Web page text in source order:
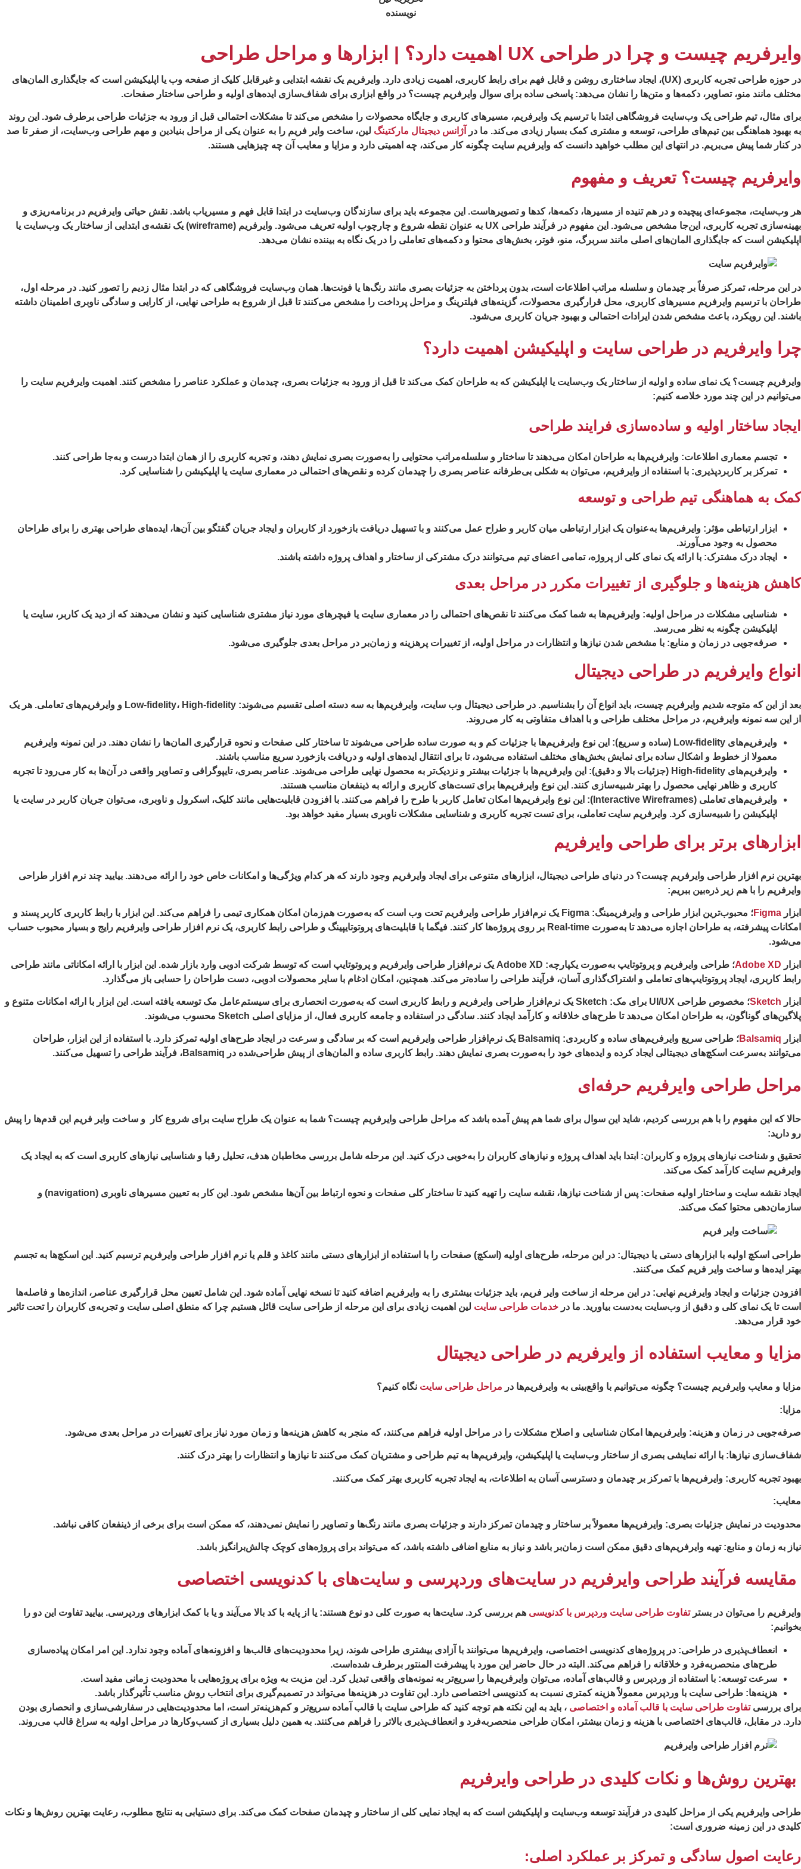
نویسنده
وایرفریم چیست و چرا در طراحی UX اهمیت دارد؟ | ابزارها و مراحل طراحی
در حوزه طراحی تجربه کاربری (UX)، ایجاد ساختاری روشن و قابل فهم برای رابط کاربری، اهمیت زیادی دارد. وایرفریم یک نقشه ابتدایی و غیرقابل کلیک از صفحه وب یا اپلیکیشن است که جایگذاری المان‌های
مختلف مانند منو، تصاویر، دکمه‌ها و متن‌ها را نشان می‌دهد: پاسخی ساده برای سوال وایرفریم چیست؟ در واقع ابزاری برای شفاف‌سازی ایده‌های اولیه و طراحی ساختار صفحات.
برای مثال، تیم طراحی یک وب‌سایت فروشگاهی ابتدا با ترسیم یک وایرفریم، مسیرهای کاربری و جایگاه محصولات را مشخص می‌کند تا مشکلات احتمالی قبل از ورود به جزئیات طراحی برطرف شود. این روند
به بهبود هماهنگی بین تیم‌های طراحی، توسعه و مشتری کمک بسیار زیادی می‌کند. ما در
آژانس دیجیتال مارکتینگ لین، ساخت وایر فریم را به عنوان یکی از مراحل بنیادین و مهم طراحی وب‌سایت، از صفر تا صد
در کنار شما پیش می‌بریم. در انتهای این مطلب خواهید دانست که وایرفریم سایت چگونه کار می‌کند، چه اهمیتی دارد و مزایا و معایب آن چه چیزهایی هستند.
وایرفریم چیست؟ تعریف و مفهوم
هر وب‌سایت، مجموعه‌ای پیچیده و در هم تنیده از مسیرها، دکمه‌ها، کدها و تصویرهاست. این مجموعه باید برای سازندگان وب‌سایت در ابتدا قابل فهم و مسیریاب باشد. نقش حیاتی وایرفریم در برنامه‌ریزی و
بهینه‌سازی تجربه کاربری، این‌جا مشخص می‌شود. این مفهوم در فرآیند طراحی UX به عنوان نقطه شروع و چارچوب اولیه تعریف می‌شود. وایرفریم (wireframe) یک نقشه‌ی ابتدایی از ساختار یک وب‌سایت یا
اپلیکیشن است که جایگذاری المان‌های اصلی مانند سربرگ، منو، فوتر، بخش‌های محتوا و دکمه‌های تعاملی را در یک نگاه به بیننده نشان می‌دهد.
در این مرحله، تمرکز صرفاً بر چیدمان و سلسله مراتب اطلاعات است، بدون پرداختن به جزئیات بصری مانند رنگ‌ها یا فونت‌ها. همان وب‌سایت فروشگاهی که در ابتدا مثال زدیم را تصور کنید. در مرحله اول،
طراحان با ترسیم وایرفریم مسیرهای کاربری، محل قرارگیری محصولات، گزینه‌های فیلترینگ و مراحل پرداخت را مشخص می‌کنند تا قبل از شروع به طراحی نهایی، از کارایی و سادگی ناوبری اطمینان داشته
باشند. این رویکرد، باعث مشخص شدن ایرادات احتمالی و بهبود جریان کاربری می‌شود.
چرا وایرفریم در طراحی سایت و اپلیکیشن اهمیت دارد؟
وایرفریم چیست؟ یک نمای ساده و اولیه از ساختار یک وب‌سایت یا اپلیکیشن که به طراحان کمک می‌کند تا قبل از ورود به جزئیات بصری، چیدمان و عملکرد عناصر را مشخص کنند. اهمیت وایرفریم سایت را
می‌توانیم در این چند مورد خلاصه کنیم:
ایجاد ساختار اولیه و ساده‌سازی فرایند طراحی
تجسم معماری اطلاعات: وایرفریم‌ها به طراحان امکان می‌دهند تا ساختار و سلسله‌مراتب محتوایی را به‌صورت بصری نمایش دهند، و تجربه کاربری را از همان ابتدا درست و به‌جا طراحی کنند.
تمرکز بر کاربردپذیری: با استفاده از وایرفریم، می‌توان به‌ شکلی بی‌طرفانه عناصر بصری را چیدمان کرده و نقص‌های احتمالی در معماری سایت یا اپلیکیشن را شناسایی کرد.
کمک به هماهنگی تیم طراحی و توسعه
ابزار ارتباطی مؤثر : وایرفریم‌ها به‌عنوان یک ابزار ارتباطی میان کاربر و طراح عمل می‌کنند و با تسهیل دریافت بازخورد از کاربران و ایجاد جریان گفتگو بین آن‌ها، ایده‌های طراحی بهتری را برای طراحان
محصول به وجود می‌آورند.
ایجاد درک مشترک: با ارائه یک نمای کلی از پروژه، تمامی اعضای تیم می‌توانند درک مشترکی از ساختار و اهداف پروژه داشته باشند.
کاهش هزینه‌ها و جلوگیری از تغییرات مکرر در مراحل بعدی
شناسایی مشکلات در مراحل اولیه: وایرفریم‌ها به شما کمک می‌کنند تا نقص‌های احتمالی را در معماری سایت یا فیچرهای مورد نیاز مشتری شناسایی کنید و نشان می‌دهند که از دید یک کاربر، سایت یا
اپلیکیشن چگونه به نظر می‌رسد.
صرفه‌جویی در زمان و منابع: با مشخص شدن نیازها و انتظارات در مراحل اولیه، از تغییرات پرهزینه و زمان‌بر در مراحل بعدی جلوگیری می‌شود.
انواع وایرفریم در طراحی دیجیتال
بعد از این که متوجه شدیم وایرفریم چیست، باید انواع آن را بشناسیم. در طراحی دیجیتال وب سایت، وایرفریم‌ها به سه دسته اصلی تقسیم می‌شوند: Low-fidelity، High-fidelity و وایرفریم‌های تعاملی. هر یک
از این سه نمونه وایرفریم، در مراحل مختلف طراحی و با اهداف متفاوتی به کار می‌روند.
وایرفریم‌های Low-fidelity (ساده و سریع):
این نوع وایرفریم‌ها با جزئیات کم و به صورت ساده طراحی می‌شوند تا ساختار کلی صفحات و نحوه قرارگیری المان‌ها را نشان دهند. در این نمونه وایرفریم
معمولا از خطوط و اشکال ساده برای نمایش بخش‌های مختلف استفاده می‌شود، تا برای انتقال ایده‌های اولیه و دریافت بازخورد سریع مناسب باشند.
وایرفریم‌های High-fidelity (جزئیات بالا و دقیق):
این وایرفریم‌ها با جزئیات بیشتر و نزدیک‌تر به محصول نهایی طراحی می‌شوند. عناصر بصری، تایپوگرافی و تصاویر واقعی در آن‌ها به کار می‌رود تا تجربه
کاربری و ظاهر نهایی محصول را بهتر شبیه‌سازی کنند. این نوع وایرفریم‌ها برای تست‌های کاربری و ارائه به ذینفعان مناسب هستند.
وایرفریم‌های تعاملی (Interactive Wireframes):
این نوع وایرفریم‌ها امکان تعامل کاربر با طرح را فراهم می‌کنند. با افزودن قابلیت‌هایی مانند کلیک، اسکرول و ناوبری، می‌توان جریان کاربر در سایت یا
اپلیکیشن را شبیه‌سازی کرد. وایرفریم سایت تعاملی، برای تست تجربه کاربری و شناسایی مشکلات ناوبری بسیار مفید خواهد بود.
ابزارهای برتر برای طراحی وایرفریم
بهترین نرم افزار طراحی وایرفریم چیست؟ در دنیای طراحی دیجیتال، ابزارهای متنوعی برای ایجاد وایرفریم وجود دارند که هر کدام ویژگی‌ها و امکانات خاص خود را ارائه می‌دهند. بیایید چند نرم افزار طراحی
وایرفریم را با هم زیر ذره‌بین ببریم:
ابزار Figma؛ محبوب‌ترین ابزار طراحی و وایرفریمینگ:
Figma یک نرم‌افزار طراحی وایرفریم تحت وب است که به‌صورت هم‌زمان امکان همکاری تیمی را فراهم می‌کند. این ابزار با رابط کاربری کاربر پسند و
امکانات پیشرفته، به طراحان اجازه می‌دهد تا به‌صورت Real-time بر روی پروژه‌ها کار کنند. فیگما با قابلیت‌های پروتوتایپینگ و طراحی رابط کاربری، یک نرم افزار طراحی وایرفریم رایج و بسیار محبوب حساب
می‌شود.
ابزار Adobe XD؛ طراحی وایرفریم و پروتوتایپ به‌صورت یکپارچه:
Adobe XD یک نرم‌افزار طراحی وایرفریم و پروتوتایپ است که توسط شرکت ادوبی وارد بازار شده. این ابزار با ارائه امکاناتی مانند طراحی
رابط کاربری، ایجاد پروتوتایپ‌های تعاملی و اشتراک‌گذاری آسان، فرآیند طراحی را ساده‌تر می‌کند. همچنین، امکان ادغام با سایر محصولات ادوبی، دست طراحان را حسابی باز می‌گذارد.
ابزار Sketch؛ مخصوص طراحی UI/UX برای مک:
Sketch یک نرم‌افزار طراحی وایرفریم و رابط کاربری است که به‌صورت انحصاری برای سیستم‌عامل مک توسعه یافته است. این ابزار با ارائه امکانات متنوع و
پلاگین‌های گوناگون، به طراحان امکان می‌دهد تا طرح‌های خلاقانه و کارآمد ایجاد کنند. سادگی در استفاده و جامعه کاربری فعال، از مزایای اصلی Sketch محسوب می‌شوند.
ابزار Balsamiq؛ طراحی سریع وایرفریم‌های ساده و کاربردی:
Balsamiq یک نرم‌افزار طراحی وایرفریم است که بر سادگی و سرعت در ایجاد طرح‌های اولیه تمرکز دارد. با استفاده از این ابزار، طراحان
می‌توانند به‌سرعت اسکچ‌های دیجیتالی ایجاد کرده و ایده‌های خود را به‌صورت بصری نمایش دهند. رابط کاربری ساده و المان‌های از پیش طراحی‌شده در ‌Balsamiq، فرآیند طراحی را تسهیل می‌کنند.
مراحل طراحی وایرفریم حرفه‌ای
حالا که این مفهوم را با هم بررسی کردیم، شاید این سوال برای شما هم پیش آمده باشد که مراحل طراحی وایرفریم چیست؟ شما به عنوان یک طراح سایت برای شروع کار و ساخت وایر فریم این قدم‌ها را پیش
رو دارید:
تحقیق و شناخت نیازهای پروژه و کاربران: ابتدا باید اهداف پروژه و نیازهای کاربران را به‌خوبی درک کنید. این مرحله شامل بررسی مخاطبان هدف، تحلیل رقبا و شناسایی نیازهای کاربری است که به ایجاد یک
وایرفریم سایت کارآمد کمک می‌کند.
ایجاد نقشه سایت و ساختار اولیه صفحات:
پس از شناخت نیازها، نقشه سایت را تهیه کنید تا ساختار کلی صفحات و نحوه ارتباط بین آن‌ها مشخص شود. این کار به تعیین مسیرهای ناوبری (navigation) و
سازمان‌دهی محتوا کمک می‌کند.
طراحی اسکچ اولیه با ابزارهای دستی یا دیجیتال: در این مرحله، طرح‌های اولیه (اسکچ) صفحات را با استفاده از ابزارهای دستی مانند کاغذ و قلم یا نرم افزار طراحی وایرفریم ترسیم کنید. این اسکچ‌ها به تجسم
بهتر ایده‌ها و ساخت وایر فریم کمک می‌کنند.
افزودن جزئیات و ایجاد وایرفریم نهایی: در این مرحله از ساخت وایر فریم، باید جزئیات بیشتری را به وایرفریم اضافه کنید تا نسخه نهایی آماده شود. این شامل تعیین محل قرارگیری عناصر، اندازه‌ها و فاصله‌ها
است تا یک نمای کلی و دقیق از وب‌سایت به‌دست بیاورید. ما در خدمات طراحی سایت لین اهمیت زیادی برای این مرحله از طراحی سایت قائل هستیم چرا که منطق اصلی سایت و تجربه‌ی کاربران را تحت تاثیر
خود قرار می‌دهد.
مزایا و معایب استفاده از وایرفریم در طراحی دیجیتال
مزایا و معایب وایرفریم چیست؟ چگونه می‌توانیم با واقع‌بینی به وایرفریم‌ها در مراحل طراحی سایت نگاه کنیم؟
مزایا:
صرفه‌جویی در زمان و هزینه: وایرفریم‌ها امکان شناسایی و اصلاح مشکلات را در مراحل اولیه فراهم می‌کنند، که منجر به کاهش هزینه‌ها و زمان مورد نیاز برای تغییرات در مراحل بعدی می‌شود.
شفاف‌سازی نیازها: با ارائه نمایشی بصری از ساختار وب‌سایت یا اپلیکیشن، وایرفریم‌ها به تیم طراحی و مشتریان کمک می‌کنند تا نیازها و انتظارات را بهتر درک کنند.
بهبود تجربه کاربری: وایرفریم‌ها با تمرکز بر چیدمان و دسترسی آسان به اطلاعات، به ایجاد تجربه کاربری بهتر کمک می‌کنند.
معایب:
محدودیت در نمایش جزئیات بصری: وایرفریم‌ها معمولاً بر ساختار و چیدمان تمرکز دارند و جزئیات بصری مانند رنگ‌ها و تصاویر را نمایش نمی‌دهند، که ممکن است برای برخی از ذینفعان کافی نباشد.
نیاز به زمان و منابع: تهیه وایرفریم‌های دقیق ممکن است زمان‌بر باشد و نیاز به منابع اضافی داشته باشد، که می‌تواند برای پروژه‌های کوچک چالش‌برانگیز باشد.
مقایسه فرآیند طراحی وایرفریم در سایت‌های وردپرسی و سایت‌های با کدنویسی اختصاصی
وایرفریم را می‌توان در بسترتفاوت طراحی سایت وردپرس با کدنویسی هم بررسی کرد. سایت‌ها به صورت کلی دو نوع هستند: یا از پایه با کد بالا می‌آیند و یا با کمک ابزارهای وردپرسی. بیایید تفاوت این دو را
بخوانیم:
انعطاف‌پذیری در طراحی: در پروژه‌های کدنویسی اختصاصی، وایرفریم‌ها می‌توانند با آزادی بیشتری طراحی شوند، زیرا محدودیت‌های قالب‌ها و افزونه‌های آماده وجود ندارد. این امر امکان پیاده‌سازی
طرح‌های منحصربه‌فرد و خلاقانه را فراهم می‌کند. البته در حال حاضر این مورد با پیشرفت المنتور برطرف شده‌است.
سرعت توسعه: با استفاده از وردپرس و قالب‌های آماده، می‌توان وایرفریم‌ها را سریع‌تر به نمونه‌های واقعی تبدیل کرد. این مزیت به ویژه برای پروژه‌هایی با محدودیت زمانی مفید است.
هزینه‌ها: طراحی سایت با وردپرس معمولاً هزینه کمتری نسبت به کدنویسی اختصاصی دارد. این تفاوت در هزینه‌ها می‌تواند در تصمیم‌گیری برای انتخاب روش مناسب تأثیرگذار باشد.
برای بررسیتفاوت طراحی سایت با قالب آماده و اختصاصی ، باید به این نکته هم توجه کنید که طراحی سایت با قالب آماده سریع‌تر و کم‌هزینه‌تر است، اما محدودیت‌هایی در سفارشی‌سازی و انحصاری بودن
دارد. در مقابل، قالب‌های اختصاصی با هزینه و زمان بیشتر، امکان طراحی منحصربه‌فرد و انعطاف‌پذیری بالاتر را فراهم می‌کنند. به همین دلیل بسیاری از کسب‌وکارها در مراحل اولیه به سراغ قالب می‌روند.
بهترین روش‌ها و نکات کلیدی در طراحی وایرفریم
طراحی وایرفریم یکی از مراحل کلیدی در فرآیند توسعه وب‌سایت و اپلیکیشن است که به ایجاد نمایی کلی از ساختار و چیدمان صفحات کمک می‌کند. برای دستیابی به نتایج مطلوب، رعایت بهترین روش‌ها و نکات
کلیدی در این زمینه ضروری است:
رعایت اصول سادگی و تمرکز بر عملکرد اصلی: